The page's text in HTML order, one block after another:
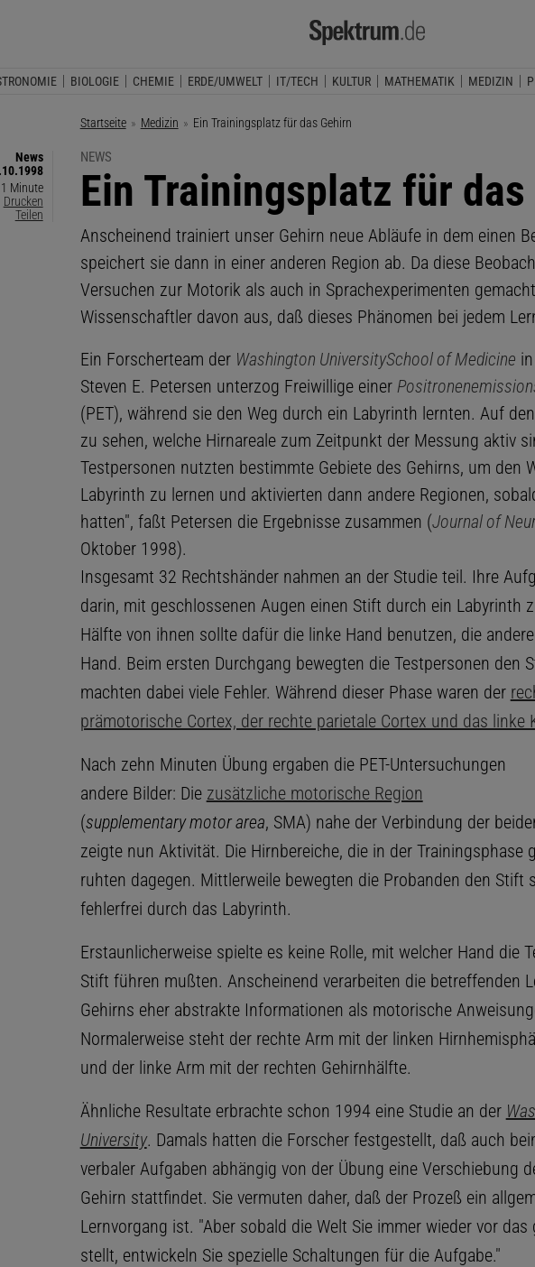
BIOLOGIE CHEMIE ERDE/UMWELT IT/TECH KULTUR MATHEMATIK MEDIZIN
Startseite Medizin Aktuelle Seite:
Ein Trainingsplatz für das Gehirn
News
Minute
Drucken
Teilen
NEWS
:
Ein Trainingsplatz für das
Anscheinend trainiert unser Gehirn neue Abläufe in dem einen
speichert sie dann in einer anderen Region ab. Da diese
Versuchen zur Motorik als auch in Sprachexperimenten
Wissenschaftler davon aus, daß dieses Phänomen bei jedem
Ein Forscherteam der Washington UniversitySchool of Medicine
Steven E. Petersen unterzog Freiwillige einer
(PET), während sie den Weg durch ein Labyrinth lernten. Auf
zu sehen, welche Hirnareale zum Zeitpunkt der Messung aktiv
Testpersonen nutzten bestimmte Gebiete des Gehirns, um den
Labyrinth zu lernen und aktivierten dann andere Regionen,
hatten", faßt Petersen die Ergebnisse zusammen (Journal of
Oktober 1998).
Insgesamt 32 Rechtshänder nahmen an der Studie teil. Ihre
darin, mit geschlossenen Augen einen Stift durch ein Labyrinth
Hälfte von ihnen sollte dafür die linke Hand benutzen, die
Hand. Beim ersten Durchgang bewegten die Testpersonen den
machten dabei viele Fehler. Während dieser Phase waren der
prämotorische Cortex, der rechte parietale Cortex und das linke
Nach zehn Minuten Übung ergaben die PET-Untersuchungen
andere Bilder: Die zusätzliche motorische Region
(supplementary motor area, SMA) nahe der Verbindung der
zeigte nun Aktivität. Die Hirnbereiche, die in der Trainingsphase
ruhten dagegen. Mittlerweile bewegten die Probanden den Stift
fehlerfrei durch das Labyrinth.
Erstaunlicherweise spielte es keine Rolle, mit welcher Hand die
Stift führen mußten. Anscheinend verarbeiten die betreffenden
Gehirns eher abstrakte Informationen als motorische
Normalerweise steht der rechte Arm mit der linken
und der linke Arm mit der rechten Gehirnhälfte.
Ähnliche Resultate erbrachte schon 1994 eine Studie an der
University. Damals hatten die Forscher festgestellt, daß auch
verbaler Aufgaben abhängig von der Übung eine Verschiebung
Gehirn stattfindet. Sie vermuten daher, daß der Prozeß ein
Lernvorgang ist. "Aber sobald die Welt Sie immer wieder vor das
stellt, entwickeln Sie spezielle Schaltungen für die Aufgabe."